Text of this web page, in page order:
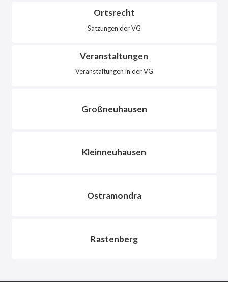
Ortsrecht
Satzungen der VG
Veranstaltungen
Veranstaltungen in der VG
Großneuhausen
Kleinneuhausen
Ostramondra
Rastenberg